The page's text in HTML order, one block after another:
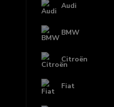
Audi
BMW
Citroën
Fiat